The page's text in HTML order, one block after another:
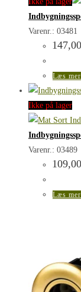
Varenr.: 03481
147,00
Læs
Ikke på lager
Varenr.: 03489
109,00
Læs